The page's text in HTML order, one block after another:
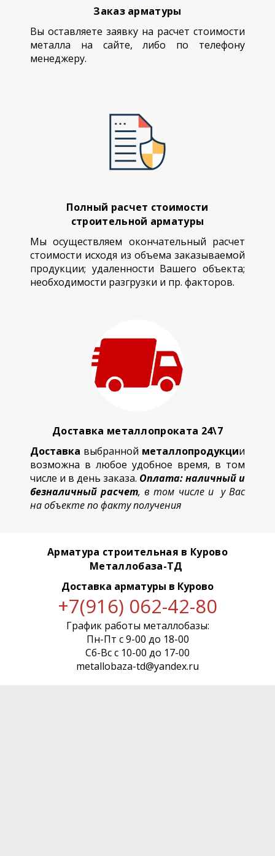
Заказ арматуры
Вы оставляете заявку на расчет стоимости
металла на сайте, либо по телефону
менеджеру.
Полный расчет стоимости
строительной арматуры
Мы осуществляем окончательный расчет
стоимости исходя из объема заказываемой
продукции; удаленности Вашего объекта;
необходимости разгрузки и пр. факторов.
Доставка металлопроката 24\7
Доставка выбранной металлопродукции
возможна в любое удобное время, в том
числе и в день заказа. Оплата: наличный и
безналичный расчет, в том числе и у Вас
на объекте по факту получения
Арматура строительная в Курово
Металлобаза-ТД
Доставка арматуры в Курово
+7(916) 062-42-80
График работы металлобазы:
Пн-Пт с 9-00 до 18-00
Сб-Вс с 10-00 до 17-00
metallobaza-td@yandex.ru